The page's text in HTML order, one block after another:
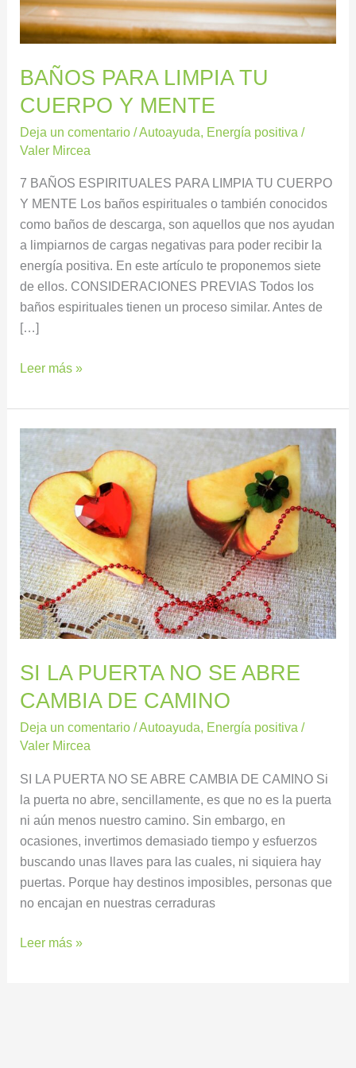
BAÑOS PARA LIMPIA TU
CUERPO Y MENTE
Deja un comentario /Autoayuda, Energía positiva /
Valer Mircea
7 BAÑOS ESPIRITUALES PARA LIMPIA TU CUERPO
Y MENTE Los baños espirituales o también conocidos
como baños de descarga, son aquellos que nos ayudan
a limpiarnos de cargas negativas para poder recibir la
energía positiva. En este artículo te proponemos siete
de ellos. CONSIDERACIONES PREVIAS Todos los
baños espirituales tienen un proceso similar. Antes de
[…]
MENTE
Leer más »
SI LA PUERTA NO SE ABRE
CAMBIA DE CAMINO
Deja un comentario /Autoayuda, Energía positiva /
Valer Mircea
SI LA PUERTA NO SE ABRE CAMBIA DE CAMINO Si
la puerta no abre, sencillamente, es que no es la puerta
ni aún menos nuestro camino. Sin embargo, en
ocasiones, invertimos demasiado tiempo y esfuerzos
buscando unas llaves para las cuales, ni siquiera hay
puertas. Porque hay destinos imposibles, personas que
no encajan en nuestras cerraduras
PUERTA
NO
SE
ABRE
CAMBIA
DE
CAMINO
Leer más »